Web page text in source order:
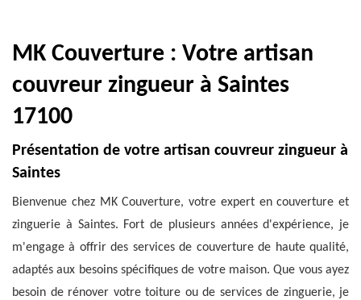
MK Couverture : Votre artisan
couvreur zingueur à Saintes
17100
Présentation de votre artisan couvreur zingueur à
Saintes
Bienvenue chez MK Couverture, votre expert en couverture et
zinguerie à Saintes. Fort de plusieurs années d'expérience, je
m'engage à offrir des services de couverture de haute qualité,
adaptés aux besoins spécifiques de votre maison. Que vous ayez
besoin de rénover votre toiture ou de services de zinguerie, je